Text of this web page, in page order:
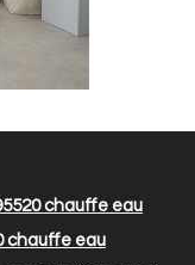
chauffe eau
chauffe eau